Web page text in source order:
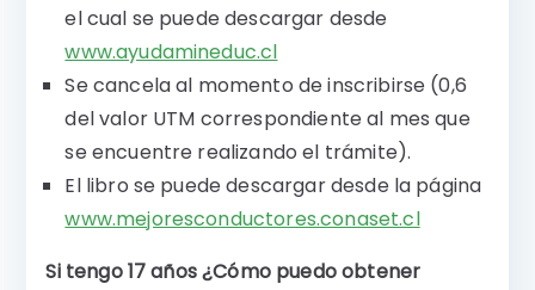
el cual se puede descargar desde
www.ayudamineduc.cl
Se cancela al momento de inscribirse (0,6
del valor UTM correspondiente al mes que
se encuentre realizando el trámite).
El libro se puede descargar desde la página
www.mejoresconductores.conaset.cl
Si tengo 17 años ¿Cómo puedo obtener